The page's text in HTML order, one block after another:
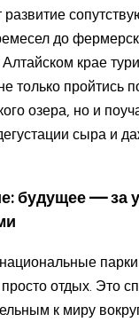
до
крае
только пройтись
озера, но и
сыра и
будущее — за
отдых. Это
к миру